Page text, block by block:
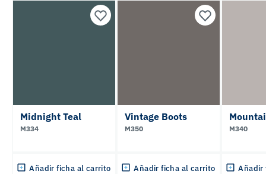
Midnight Teal
M334
Añadir ficha al carrito
Vintage Boots
M350
Añadir ficha al carrito
M340
Añadir